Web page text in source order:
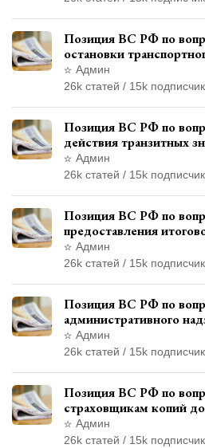
Позиция ВС РФ по
остановки
и квалификации
правонарушения
Админ
26k статей / 15k
Позиция ВС РФ по
действия транзитных
государства и
административного
Админ
26k статей / 15k
Позиция ВС РФ по
предоставления
кандидатом в
законодательством о
Админ
26k статей / 15k
Позиция ВС РФ по
административного
дополнительного
ограничения свободы
Админ
26k статей / 15k
Позиция ВС РФ по
страховщикам копий
административном
автотехнической
Админ
26k статей / 15k